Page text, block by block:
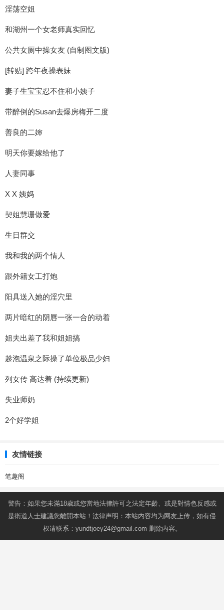
淫荡空姐
和湖州一个女老师真实回忆
公共女厕中操女友 (自制图文版)
[转贴] 跨年夜操表妹
妻子生宝宝忍不住和小姨子
带醉倒的Susan去爆房梅开二度
善良的二婶
明天你要嫁给他了
人妻同事
X X 姨妈
契姐慧珊做爱
生日群交
我和我的两个情人
跟外籍女工打炮
阳具送入她的淫穴里
两片暗红的阴唇一张一合的动着
姐夫出差了我和姐姐搞
趁泡温泉之际操了单位极品少妇
列女传 高达着 (持续更新)
失业师奶
2个好学姐
友情链接
笔趣阁
警告：如果您未滿18歲或您當地法律許可之法定年齡、或是對情色反感或
是衛道人士建議您離開本站！法律声明：本站内容均为网友上传，如有侵
权请联系： yundtjoey24@gmail.com 删除内容。